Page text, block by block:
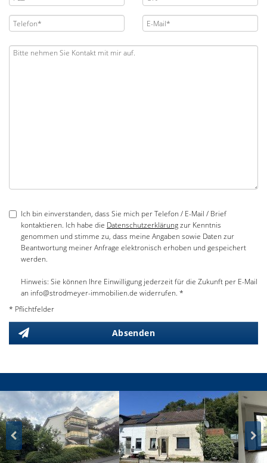
Ich bin einverstanden, dass Sie mich per Telefon / E-Mail / Brief
kontaktieren. Ich habe die Datenschutzerklärungzur Kenntnis
genommen und stimme zu, dass meine Angaben sowie Daten zur
Beantwortung meiner Anfrage elektronisch erhoben und gespeichert
werden.
Hinweis: Sie können Ihre Einwilligung jederzeit für die Zukunft per E-Mail
an info@strodmeyer-immobilien.de widerrufen. *
* Pflichtfelder
Absenden